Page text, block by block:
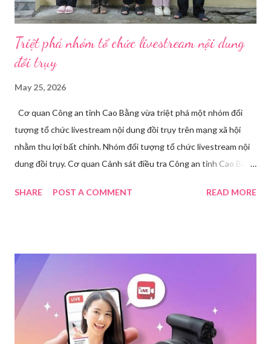
Triệt phá nhóm tổ chức livestream nội dung
đồi trụy
May 25, 2026
Cơ quan Công an tỉnh Cao Bằng vừa triệt phá một nhóm đối
tượng tổ chức livestream nội dung đồi trụy trên mạng xã hội
nhằm thu lợi bất chính. Nhóm đối tượng tổ chức livestream nội
dung đồi trụy. Cơ quan Cảnh sát điều tra Công an tỉnh Cao Bằng
tạm giam đối với Triệu Thị Dung về hành vi truyền bá văn hóa
dụng điện thoại xuất hiện các hoạt động phát trực tiếp nội dung
nhạy cảm, có dấu hiệu vi phạm pháp luật. Ngay sau khi tiếp
nhận, đơn vị đã nhanh chóng tổ chức xác minh, thu thập dữ liệu
để làm rõ. Kết quả điều tra ban đầu xác định, Triệu Thị Dung
(sinh năm 1994), trú tại xã Phủ Thông, tỉnh Thái Nguyên, cùng
SHARE POST A COMMENT READ MORE